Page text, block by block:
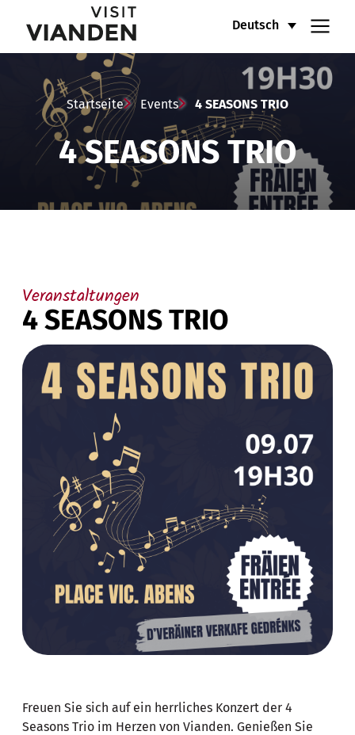
Deutsch
SEASONS
TRIO
Hauptnavigationsmenü
Startseite Events 4 SEASONS TRIO
4 SEASONS TRIO
Veranstaltungen
4 SEASONS TRIO
Freuen Sie sich auf ein herrliches Konzert der 4
Seasons Trio im Herzen von Vianden. Genießen Sie